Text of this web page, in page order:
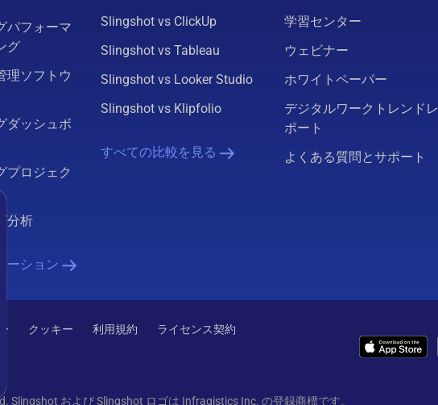
パフォーマ
グ
理ソフトウ
ダッシュボ
プロジェク
分析
ーション
Slingshot vs ClickUp
Slingshot vs Tableau
Slingshot vs Looker Studio
Slingshot vs Klipfolio
すべての比較を見る
学習センター
ウェビナー
ホワイトペーパー
デジタルワークトレンドレ
ポート
よくある質問とサポート
クッキー 利用規約 ライセンス契約
Slingshot および Slingshot ロゴは Infragistics Inc. の登録商標です。